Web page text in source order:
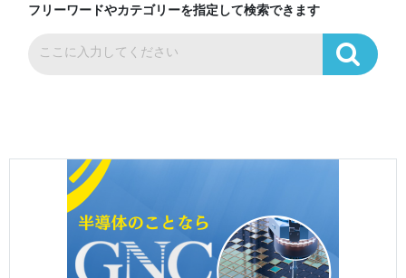
フリーワードやカテゴリーを指定して検索できます